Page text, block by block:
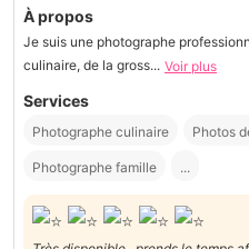
À propos
Je suis une photographe
culinaire, de la gross... Voir plus
Services
Photographe culinaire Photos
Photographe famille ...